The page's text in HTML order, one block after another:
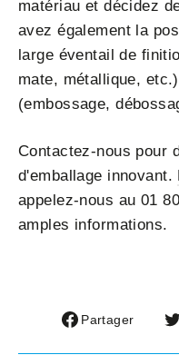
matériau et décidez
avez également la
large éventail de
mate, métallique,
(embossage,
Contactez-nous pour
d'emballage innovant.
appelez-nous au 01
amples informations.
Partager
Partager